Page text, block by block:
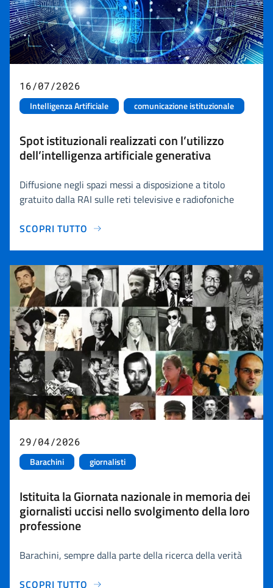
Intelligenza Artificiale comunicazione istituzionale
16/07/2026
Spot istituzionali realizzati con l’utilizzo
dell’intelligenza artificiale generativa
Diffusione negli spazi messi a disposizione a titolo
gratuito dalla RAI sulle reti televisive e radiofoniche
SCOPRI TUTTO
Barachini giornalisti
29/04/2026
Istituita la Giornata nazionale in memoria dei
giornalisti uccisi nello svolgimento della loro
professione
Barachini, sempre dalla parte della ricerca della verità
SCOPRI TUTTO